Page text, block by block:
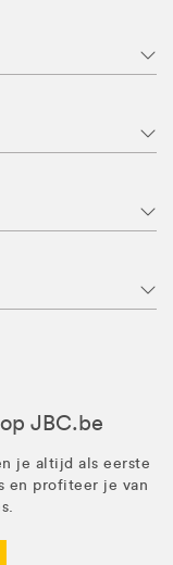
JBC.be
je altijd als eerste
en profiteer je van